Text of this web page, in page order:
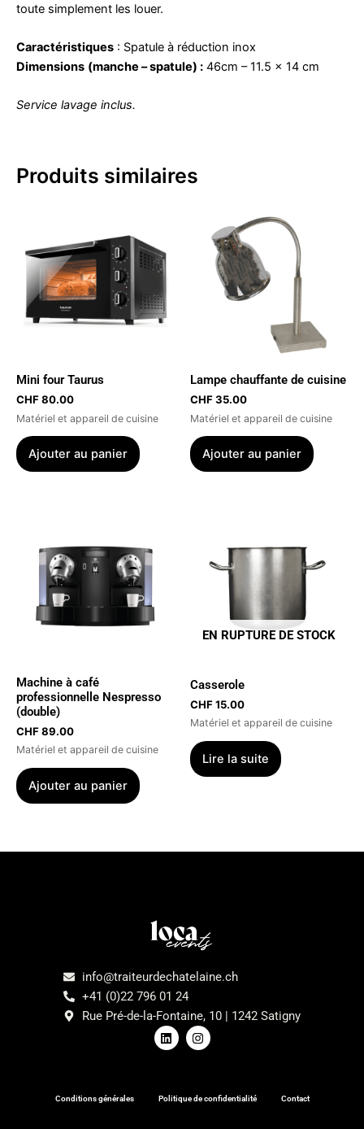
toute simplement les louer.
Caractéristiques : Spatule à réduction inox
Dimensions (manche – spatule) : 46cm – 11.5 x 14 cm
Service lavage inclus.
Produits similaires
Mini four Taurus
CHF80.00
Matériel et appareil de cuisine
Ajouter au panier
Lampe chauffante de cuisine
CHF35.00
Matériel et appareil de cuisine
Ajouter au panier
Machine à café
professionnelle Nespresso
(double)
CHF89.00
Matériel et appareil de cuisine
Ajouter au panier
EN RUPTURE DE STOCK
Casserole
CHF15.00
Matériel et appareil de cuisine
Lire la suite
info@traiteurdechatelaine.ch
+41 (0)22 796 01 24
Rue Pré-de-la-Fontaine, 10 | 1242 Satigny
L
i
n
d
i
I
n
s
g
r
Conditions générales Politique de confidentialité Contact